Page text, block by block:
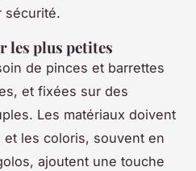
sécurité.
les plus petites
de pinces et barrettes
et fixées sur des
Les matériaux doivent
les coloris, souvent en
ajoutent une touche